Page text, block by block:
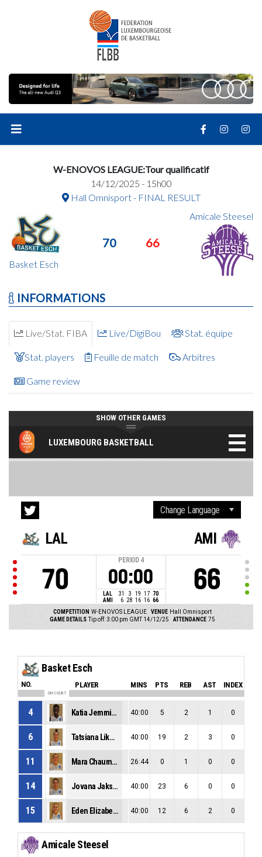
W-ENOVOS LEAGUE:Tour qualificatif
14/12/2025 - 15h00
Hall Omnisport - FINAL RESULT
Basket Esch
70 66
Amicale Steesel
INFORMATIONS
Live/Stat. FIBA Live/DigiBou Stat. équipe
Stat. players Feuille de match Arbitres
Game review